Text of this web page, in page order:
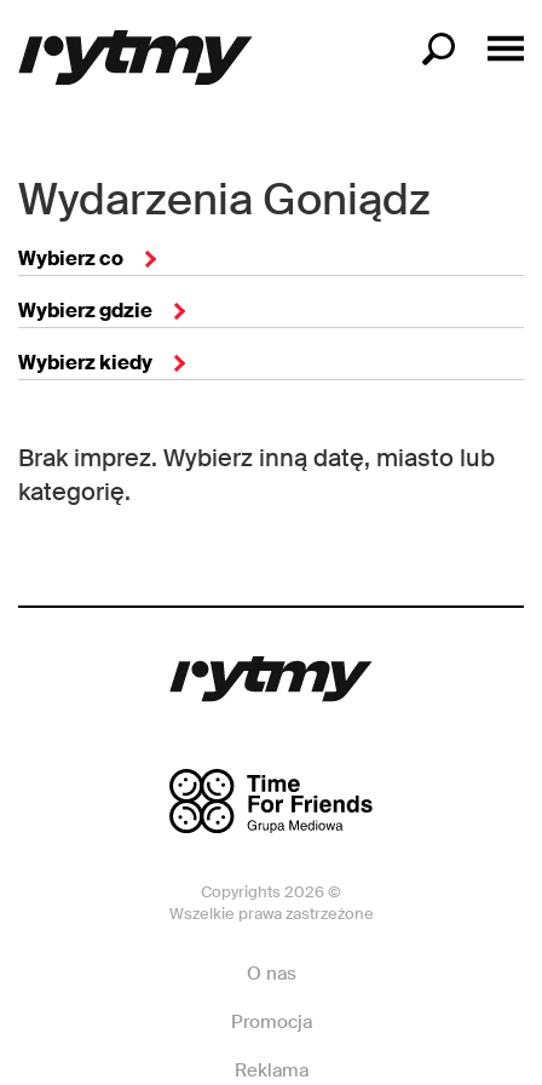
Wydarzenia Goniądz
Wybierz co
Wybierz gdzie
Wybierz kiedy
Brak imprez. Wybierz inną datę, miasto lub
kategorię.
Copyrights 2026 ©
Wszelkie prawa zastrzeżone
O nas
Promocja
Reklama